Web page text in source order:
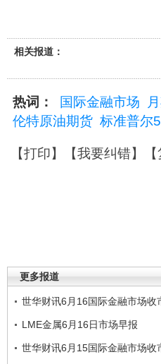
相关报道：
热词： 国际金融市场
伦特原油期货 标准普尔
【打印】【我要纠错】【
更多报道
世华财讯6月16国际金融市场收
LME金属6月16日市场早报
世华财讯6月15国际金融市场收